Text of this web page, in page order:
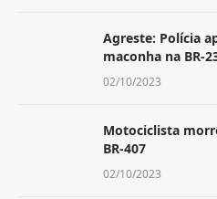
Agreste: Polícia
maconha na BR-
02/10/2023
Motociclista
BR-407
02/10/2023